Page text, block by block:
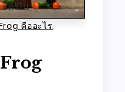
,
งทั่วไป
คืออะไร,